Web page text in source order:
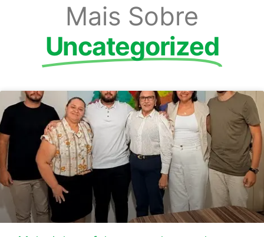
Mais Sobre
Uncategorized